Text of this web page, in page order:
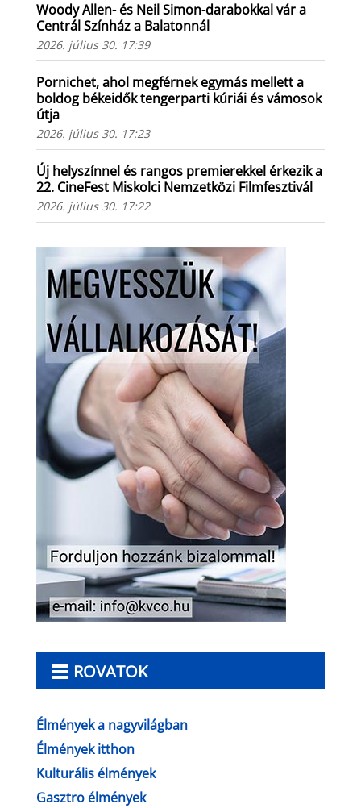
Woody Allen- és Neil Simon-darabokkal vár a
Centrál Színház a Balatonnál
2026. július 30. 17:39
Pornichet, ahol megférnek egymás mellett a
boldog békeidők tengerparti kúriái és vámosok
útja
2026. július 30. 17:23
Új helyszínnel és rangos premierekkel érkezik a
22. CineFest Miskolci Nemzetközi Filmfesztivál
2026. július 30. 17:22
ROVATOK
Élmények a nagyvilágban
Élmények itthon
Kulturális élmények
Gasztro élmények